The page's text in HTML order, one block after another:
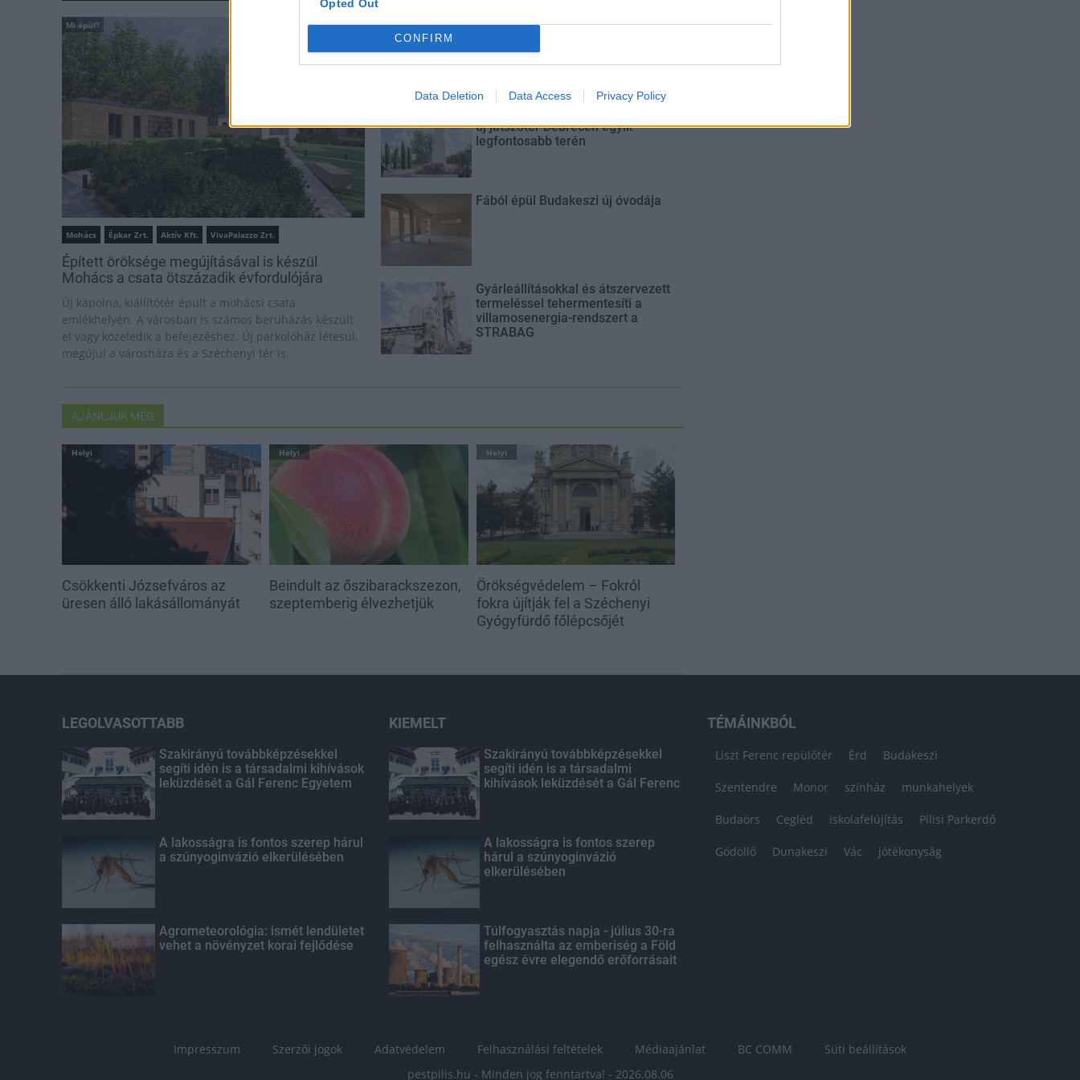
Opted Out
CONFIRM
Data Deletion Data Access Privacy Policy
Mi épül?
Mohács Épkar Zrt. Aktív Kft. VivaPalazzo Zrt.
Épített öröksége megújításával is készül
Mohács a csata ötszázadik évfordulójára
Új kápolna, kiállítótér épült a mohácsi csata
emlékhelyén. A városban is számos beruházás készült
el vagy közeledik a befejezéshez. Új parkolóház létesül,
megújul a városháza és a Széchenyi tér is.
A tengerfenék alatt négy
Spanyolország és Franciaország
villamosenergia-hálózatát
új játszótér Debrecen egyik
legfontosabb terén
Fából épül Budakeszi új óvodája
Gyárleállításokkal és átszervezett
termeléssel tehermentesíti a
villamosenergia-rendszert a
STRABAG
AJÁNLJUK MÉG
Helyi
Csökkenti Józsefváros az
üresen álló lakásállományát
Helyi
Beindult az őszibarackszezon,
szeptemberig élvezhetjük
Helyi
Örökségvédelem – Fokról
fokra újítják fel a Széchenyi
Gyógyfürdő főlépcsőjét
LEGOLVASOTTABB
Szakirányú továbbképzésekkel
segíti idén is a társadalmi kihívások
leküzdését a Gál Ferenc Egyetem
A lakosságra is fontos szerep hárul
a szúnyoginvázió elkerülésében
Agrometeorológia: ismét lendületet
vehet a növényzet korai fejlődése
KIEMELT
Szakirányú továbbképzésekkel
segíti idén is a társadalmi
kihívások leküzdését a Gál Ferenc
A lakosságra is fontos szerep
hárul a szúnyoginvázió
elkerülésében
Túlfogyasztás napja - július 30-ra
felhasználta az emberiség a Föld
egész évre elegendő erőforrásait
TÉMÁINKBÓL
Liszt Ferenc repülőtér Érd Budakeszi
Szentendre Monor színház munkahelyek
Budaörs Cegléd iskolafelújítás Pilisi Parkerdő
Gödöllő Dunakeszi Vác jótékonyság
Impresszum Szerzői jogok Adatvédelem Felhasználási feltételek Médiaajánlat BC COMM
Süti beállítások
pestpilis.hu - Minden jog fenntartva! - 2026.08.06